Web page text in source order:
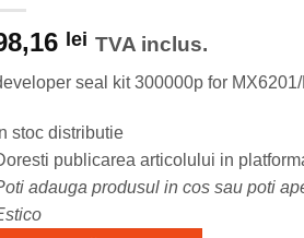
lei TVA inclus.
seal kit 300000p for
In stoc distributie
publicarea articolului in
adauga produsul in cos sau poti